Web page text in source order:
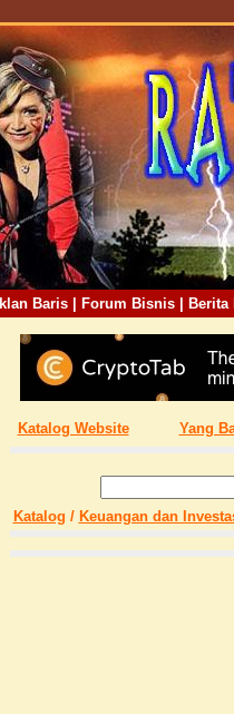
Iklan Baris| Forum Bisnis|
Berita
Katalog Website Yang
Katalog / Keuangan dan